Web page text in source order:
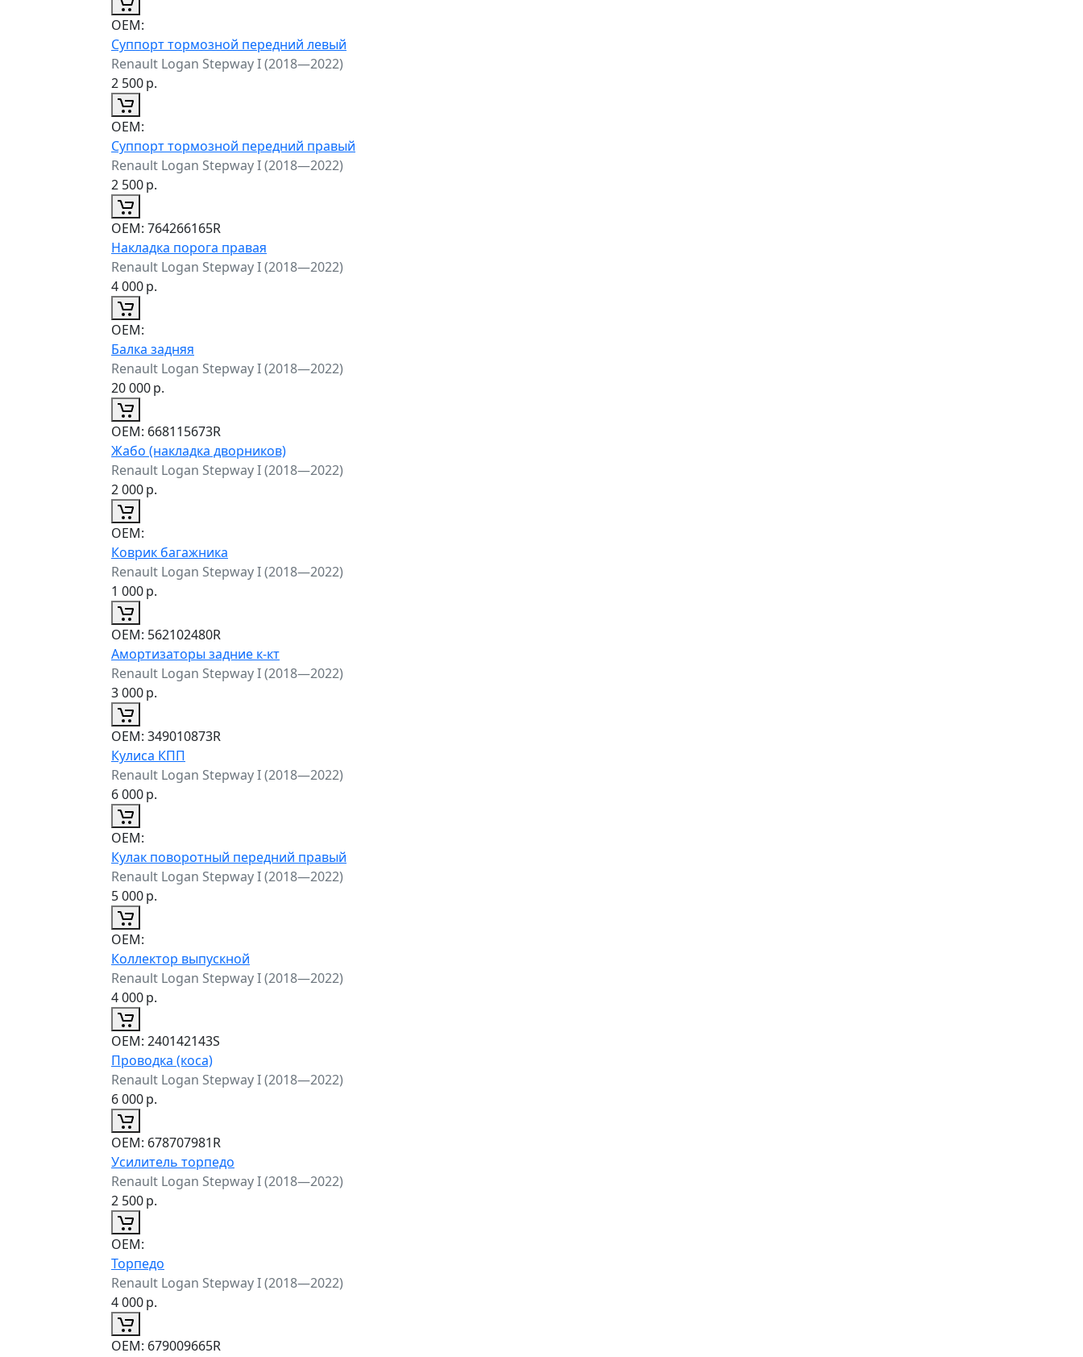
ОЕМ:
Суппорт тормозной передний левый
Renault Logan Stepway I (2018—2022)
2 500р.
ОЕМ:
Суппорт тормозной передний правый
Renault Logan Stepway I (2018—2022)
2 500р.
ОЕМ: 764266165R
Накладка порога правая
Renault Logan Stepway I (2018—2022)
4 000р.
ОЕМ:
Балка задняя
Renault Logan Stepway I (2018—2022)
20 000р.
ОЕМ: 668115673R
Жабо (накладка дворников)
Renault Logan Stepway I (2018—2022)
2 000р.
ОЕМ:
Коврик багажника
Renault Logan Stepway I (2018—2022)
1 000р.
ОЕМ: 562102480R
Амортизаторы задние к-кт
Renault Logan Stepway I (2018—2022)
3 000р.
ОЕМ: 349010873R
Кулиса КПП
Renault Logan Stepway I (2018—2022)
6 000р.
ОЕМ:
Кулак поворотный передний правый
Renault Logan Stepway I (2018—2022)
5 000р.
ОЕМ:
Коллектор выпускной
Renault Logan Stepway I (2018—2022)
4 000р.
ОЕМ: 240142143S
Проводка (коса)
Renault Logan Stepway I (2018—2022)
6 000р.
ОЕМ: 678707981R
Усилитель торпедо
Renault Logan Stepway I (2018—2022)
2 500р.
ОЕМ:
Торпедо
Renault Logan Stepway I (2018—2022)
4 000р.
ОЕМ: 679009665R